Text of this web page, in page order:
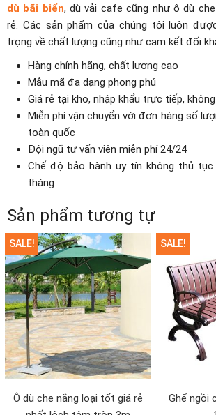
dù bãi biển, dù vải cafe cũng như ô dù
rẻ. Các sản phẩm của chúng tôi luôn
trọng về chất lượng cũng như cam kết đối
Hàng chính hãng, chất lượng cao
Mẫu mã đa dạng phong phú
Giá rẻ tại kho, nhập khẩu trực tiếp,
Miễn phí vận chuyển với đơn hàng số
toàn quốc
Đội ngũ tư vấn viên miễn phí 24/24
Chế độ bảo hành uy tín không thủ
tháng
Sản phẩm tương tự
SALE!
Ô dù che nắng loại tốt giá rẻ
SALE!
Ghế ngồi